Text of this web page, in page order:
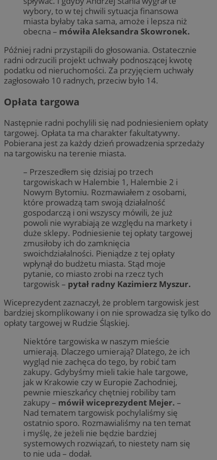
wybory, to w tej chwili sytuacja finansowa
miasta byłaby taka sama, amoże i lepsza niż
obecna – mówiła Aleksandra Skowronek.
Później radni przystąpili do głosowania. Ostatecznie
radni odrzucili projekt uchwały podnoszącej kwotę
podatku od nieruchomości. Za przyjęciem uchwały
zagłosowało 10 radnych, przeciw było 14.
Opłata targowa
Następnie radni pochylili się nad podniesieniem opłaty
targowej. Opłata ta ma charakter fakultatywny.
Pobierana jest za każdy dzień prowadzenia sprzedaży
na targowisku na terenie miasta.
– Przeszedłem się dzisiaj po trzech
targowiskach w Halembie 1, Halembie 2 i
Nowym Bytomiu. Rozmawiałem z osobami,
które prowadzą tam swoją działalność
gospodarczą i oni wszyscy mówili, że już
powoli nie wyrabiają ze względu na markety i
duże sklepy. Podniesienie tej opłaty targowej
zmusiłoby ich do zamknięcia
swoichdziałalności. Pieniądze z tej opłaty
wpłynął do budżetu miasta. Stąd moje
pytanie, co miasto zrobi na rzecz tych
targowisk – pytał radny Kazimierz Myszur.
Wiceprezydent zaznaczył, że problem targowisk jest
bardziej skomplikowany i on nie sprowadza się tylko do
opłaty targowej w Rudzie Śląskiej.
Niektóre targowiska w naszym mieście
umierają. Dlaczego umierają? Dlatego, że ich
wygląd nie zachęca do tego, by robić tam
zakupy. Gdybyśmy mieli takie hale targowe,
jak w Krakowie czy w Europie Zachodniej,
pewnie mieszkańcy chętniej robiliby tam
zakupy – mówił wiceprezydent Mejer. –
Nad tematem targowisk pochylaliśmy się
ostatnio sporo. Rozmawialiśmy na ten temat
i myślę, że jeżeli nie będzie bardziej
systemowych rozwiązań, to niestety nam się
to nie uda – dodał.